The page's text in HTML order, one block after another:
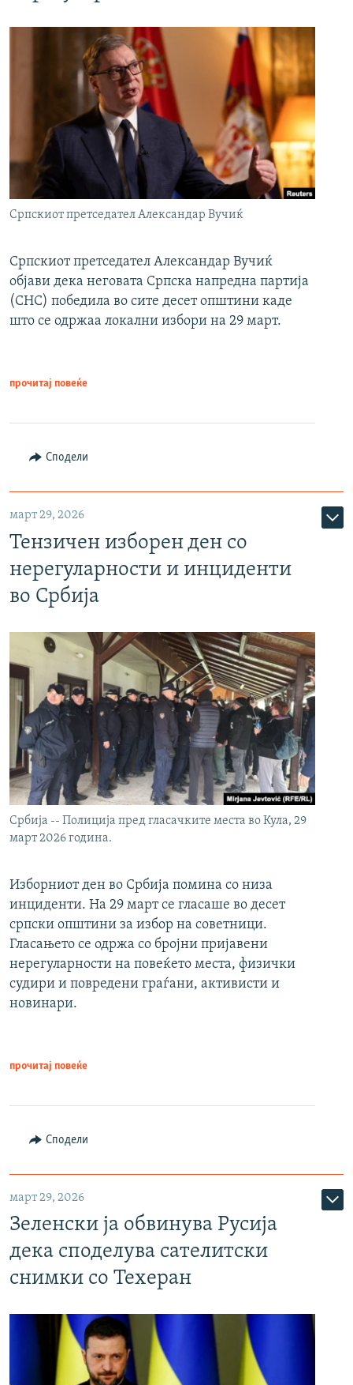
Српскиот претседател Александар Вучиќ
Српскиот претседател Александар Вучиќ
објави дека неговата Српска напредна партија
(СНС) победила во сите десет општини каде
што се одржаа локални избори на 29 март.
прочитај повеќе
Сподели
март 29, 2026
Тензичен изборен ден со
нерегуларности и инциденти
во Србија
Србија -- Полиција пред гласачките места во Кула, 29
март 2026 година.
Изборниот ден во Србија помина со низа
инциденти. На 29 март се гласаше во десет
српски општини за избор на советници.
Гласањето се одржа со бројни пријавени
нерегуларности на повеќето места, физички
судири и повредени граѓани, активисти и
новинари.
прочитај повеќе
Сподели
март 29, 2026
Зеленски ја обвинува Русија
дека споделува сателитски
снимки со Техеран